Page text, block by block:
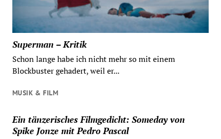
Superman – Kritik
Schon lange habe ich nicht mehr so mit einem
Blockbuster gehadert, weil er...
MUSIK & FILM
Ein tänzerisches Filmgedicht: Someday von
Spike Jonze mit Pedro Pascal